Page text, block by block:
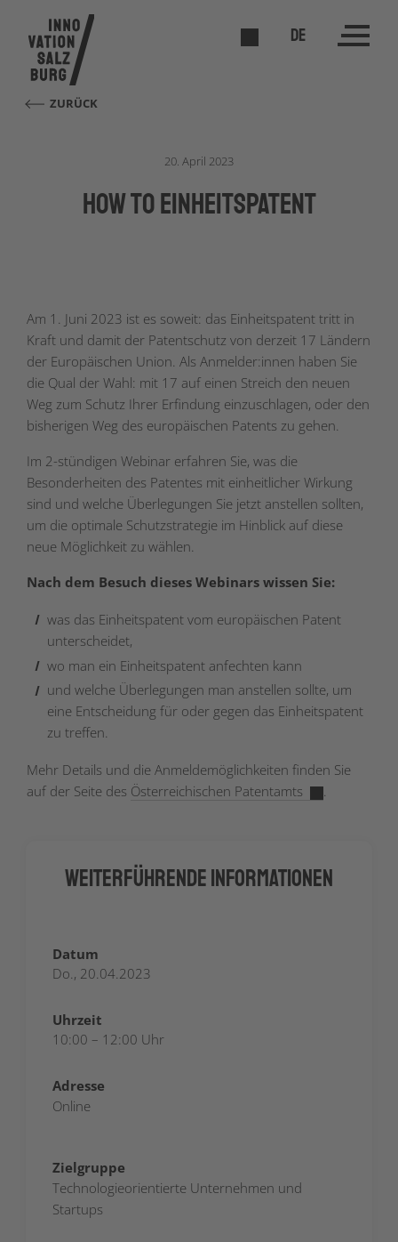
DE
ZURÜCK
20. April 2023
How to Einheitspatent
Am 1. Juni 2023 ist es soweit: das Einheitspatent tritt in
Kraft und damit der Patentschutz von derzeit 17 Ländern
der Europäischen Union. Als Anmelder:innen haben Sie
die Qual der Wahl: mit 17 auf einen Streich den neuen
Weg zum Schutz Ihrer Erfindung einzuschlagen, oder den
bisherigen Weg des europäischen Patents zu gehen.
Im 2-stündigen Webinar erfahren Sie, was die
Besonderheiten des Patentes mit einheitlicher Wirkung
sind und welche Überlegungen Sie jetzt anstellen sollten,
um die optimale Schutzstrategie im Hinblick auf diese
neue Möglichkeit zu wählen.
Nach dem Besuch dieses Webinars wissen Sie:
was das Einheitspatent vom europäischen Patent
unterscheidet,
wo man ein Einheitspatent anfechten kann
und welche Überlegungen man anstellen sollte, um
eine Entscheidung für oder gegen das Einheitspatent
zu treffen.
Mehr Details und die Anmeldemöglichkeiten finden Sie
auf der Seite des Österreichischen Patentamts .
Weiterführende Informationen
Datum
Do., 20.04.2023
Uhrzeit
10:00 – 12:00 Uhr
Adresse
Online
Zielgruppe
Technologieorientierte Unternehmen und
Startups